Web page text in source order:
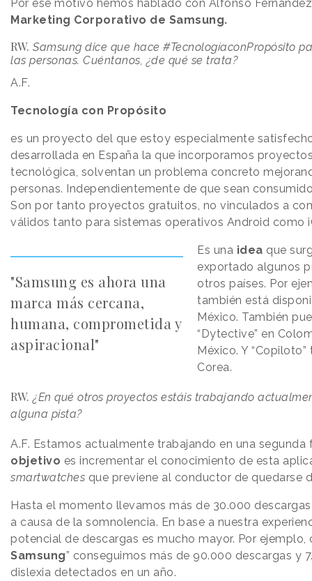
Por ese motivo hemos hablado con Alfonso
Marketing Corporativo de Samsung.
RW. Samsung dice que hace #TecnologíaconPropósito
las personas. Cuéntanos, ¿de qué se trata?
A.F.
Tecnología con Propósito
es un proyecto del que estoy especialmente
desarrollada en España la que incorporamos
tecnológica, solventan un problema concreto
personas. Independientemente de que sean
Son por tanto proyectos gratuitos, no vinculados a
válidos tanto para sistemas operativos Android como
"Samsung es ahora una
marca más cercana,
humana, comprometida y
aspiracional"
Es una idea que
exportado algunos
otros países. Por
también está
México. También
“Dytective” en
México. Y
Corea.
RW. ¿En qué otros proyectos estáis trabajando
alguna pista?
A.F. Estamos actualmente trabajando en una segunda
objetivo es incrementar el conocimiento de esta
smartwatches que previene al conductor de quedarse
Hasta el momento llevamos más de 30.000
a causa de la somnolencia. En base a nuestra
potencial de descargas es mucho mayor. Por ejemplo,
Samsung” conseguimos más de 90.000 descargas y
dislexia detectados en un año.